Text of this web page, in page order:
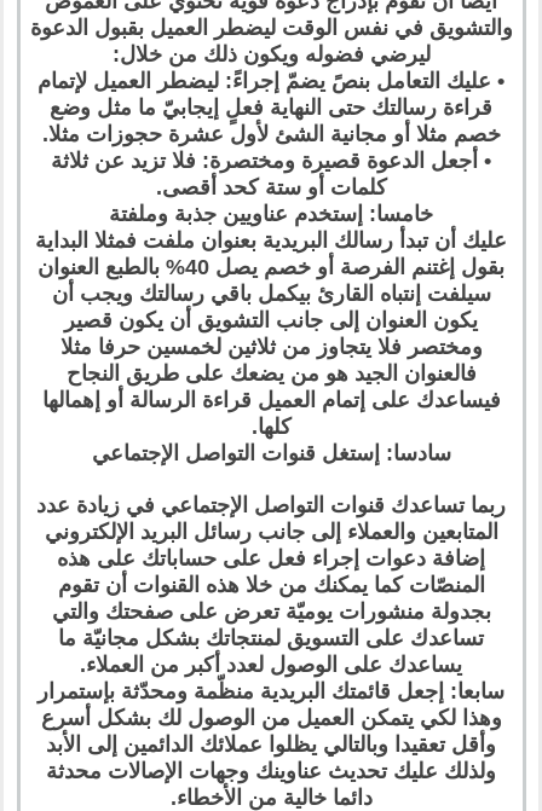
والتشويق في نفس الوقت ليضطر العميل بقبول الدعوة
ليرضي فضوله ويكون ذلك من خلال:
• عليك التعامل بنصً يضمّ إجراءً: ليضطر العميل لإتمام
قراءة رسالتك حتى النهاية فعلٍ إيجابيّ ما مثل وضع
خصم مثلا أو مجانية الشئ لأول عشرة حجوزات مثلا.
• أجعل الدعوة قصيرة ومختصرة: فلا تزيد عن ثلاثة
كلمات أو ستة كحد أقصى.
خامسا: إستخدم عناويين جذبة وملفتة
عليك أن تبدأ رسالك البريدية بعنوان ملفت فمثلا البداية
بقول إغتنم الفرصة أو خصم يصل 40% بالطبع العنوان
سيلفت إنتباه القارئ بيكمل باقي رسالتك ويجب أن
يكون العنوان إلى جانب التشويق أن يكون قصير
ومختصر فلا يتجاوز من ثلاثين لخمسين حرفا مثلا
فالعنوان الجيد هو من يضعك على طريق النجاح
فيساعدك على إتمام العميل قراءة الرسالة أو إهمالها
كلها.
سادسا: إستغل قنوات التواصل الإجتماعي
ربما تساعدك قنوات التواصل الإجتماعي في زيادة عدد
المتابعين والعملاء إلى جانب رسائل البريد الإلكتروني
إضافة دعوات إجراء فعل على حساباتك على هذه
المنصّات كما يمكنك من خلا هذه القنوات أن تقوم
بجدولة منشورات يوميّة تعرض على صفحتك والتي
تساعدك على التسويق لمنتجاتك بشكل مجانيّة ما
يساعدك على الوصول لعدد أكبر من العملاء.
سابعا: إجعل قائمتك البريدية منظّمة ومحدّثة بإستمرار
وهذا لكي يتمكن العميل من الوصول لك بشكل أسرع
وأقل تعقيدا وبالتالي يظلوا عملائك الدائمين إلى الأبد
ولذلك عليك تحديث عناوينك وجهات الإصالات محدثة
دائما خالية من الأخطاء.